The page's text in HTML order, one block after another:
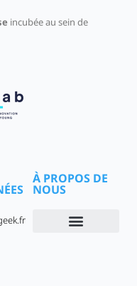
incubée au sein de
À PROPOS DE
NOUS